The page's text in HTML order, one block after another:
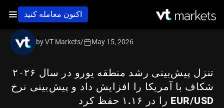
اکنون معامله کنید
تنزل پیش‌بینی رشد منطقه یورو در سال ۲۰۲۶
شکاف با آمریکا را افزایش داد و پیش‌بینی نرخ
EUR/USD را در ۱.۱۶ حفظ کرد
by VT Markets/ May 15, 2026